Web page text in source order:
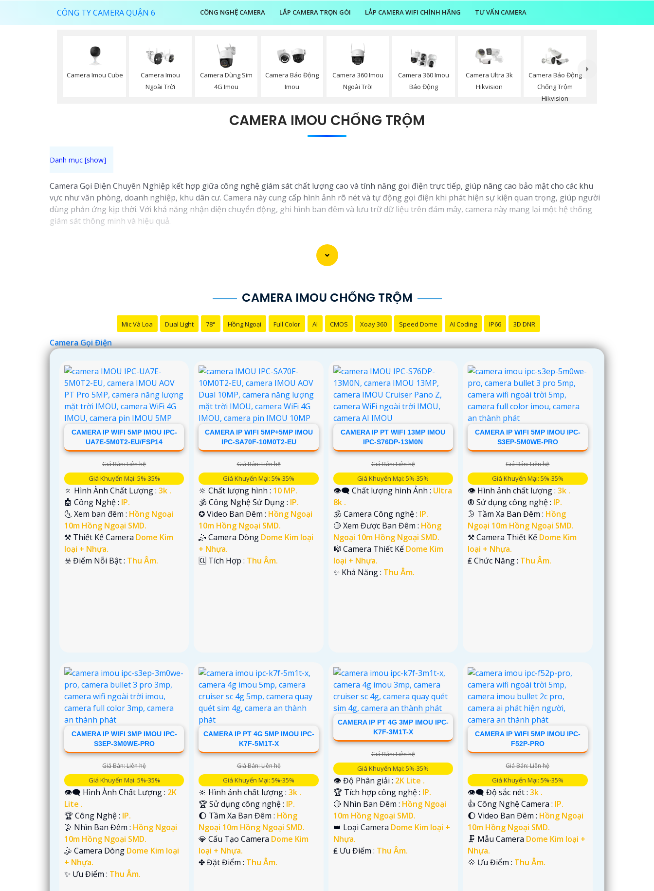
CÔNG TY CAMERA QUẬN 6 CÔNG NGHỆ CAMERA LẮP CAMERA TRỌN GÓI LẮP CAMERA WIFI CHÍNH HÃNG TƯ VẤN CAMERA
Camera Imou Cube
Camera Imou
Ngoài Trời
Camera Dùng Sim
4G Imou
Camera Báo Động
Imou
Camera 360 Imou
Ngoài Trời
Camera 360 Imou
Báo Động
Camera Ultra 3k
Hikvision
Camera Báo Động
Chống Trộm
Hikvision
CAMERA IMOU CHỐNG TRỘM
Camera Gọi Điện Chuyên Nghiệp kết hợp giữa công nghệ giám sát chất lượng cao và tính năng gọi điện trực tiếp, giúp nâng cao bảo mật cho các khu
vực như văn phòng, doanh nghiệp, khu dân cư. Camera này cung cấp hình ảnh rõ nét và tự động gọi điện khi phát hiện sự kiện quan trọng, giúp người
dùng phản ứng kịp thời. Với khả năng nhận diện chuyển động, ghi hình ban đêm và lưu trữ dữ liệu trên đám mây, camera này mang lại một hệ thống
giám sát thông minh và hiệu quả.
CAMERA IMOU CHỐNG TRỘM
Mic Và Loa Dual Light 78° Hồng Ngoại Full Color AI CMOS Xoay 360 Speed Dome AI Coding IP66 3D DNR
Camera Gọi Điện
CAMERA IP WIFI 5MP IMOU IPC-
UA7E-5M0T2-EU/FSP14
Giá Bán: Liên hệ
Giá Khuyến Mại: 5%-35%
🔅 Hình Ành Chất Lượng : 3k .
🤖️ Công Nghệ : IP.
🌜 Xem ban đêm : Hồng Ngoại
10m Hồng Ngoại SMD.
⚒ Thiết Kế Camera Dome Kim
loại + Nhựa.
️☣️ Điểm Nỗi Bật : Thu Âm.
CAMERA IP WIFI 5MP+5MP IMOU
IPC-SA70F-10M0T2-EU
Giá Bán: Liên hệ
Giá Khuyến Mại: 5%-35%
🔆 Chất lượng hình : 10 MP.
🕉️ Công Nghệ Sử Dụng : IP.
✪ Video Ban Đêm : Hồng Ngoại
10m Hồng Ngoại SMD.
🤹 Camera Dòng Dome Kim loại
+ Nhựa.
️🆑 Tích Hợp : Thu Âm.
CAMERA IP PT WIFI 13MP IMOU
IPC-S76DP-13M0N
Giá Bán: Liên hệ
Giá Khuyến Mại: 5%-35%
👁️‍🗨 Chất lượng hình Ảnh : Ultra
8k .
🕉️ Camera Công nghệ : IP.
🔴 Xem Được Ban Đêm : Hồng
Ngoại 10m Hồng Ngoại SMD.
🎼️ Camera Thiết Kế Dome Kim
loại + Nhựa.
️✨ Khả Năng : Thu Âm.
CAMERA IP WIFI 5MP IMOU IPC-
S3EP-5M0WE-PRO
Giá Bán: Liên hệ
Giá Khuyến Mại: 5%-35%
👁 Hình ảnh chất lượng :3k .
®️ Sử dụng công nghệ : IP.
🌛 Tầm Xa Ban Đêm : Hồng
Ngoại 10m Hồng Ngoại SMD.
⚒ Camera Thiết Kế Dome Kim
loại + Nhựa.
️₤ Chức Năng : Thu Âm.
CAMERA IP WIFI 3MP IMOU IPC-
S3EP-3M0WE-PRO
Giá Bán: Liên hệ
Giá Khuyến Mại: 5%-35%
👁️‍🗨 Hình Ành Chất Lượng : 2K
Lite .
🏆 Công Nghệ : IP.
🌛 Nhìn Ban Đêm : Hồng Ngoại
10m Hồng Ngoại SMD.
🤹 Camera Dòng Dome Kim loại
+ Nhựa.
️✨ Ưu Điểm : Thu Âm.
CAMERA IP PT 4G 5MP IMOU IPC-
K7F-5M1T-X
Giá Bán: Liên hệ
Giá Khuyến Mại: 5%-35%
🔆 Hình ảnh chất lượng :3k .
🏆 Sử dụng công nghệ : IP.
🌔 Tầm Xa Ban Đêm : Hồng
Ngoại 10m Hồng Ngoại SMD.
💎 Cấu Tạo Camera Dome Kim
loại + Nhựa.
️✤ Đặt Điểm : Thu Âm.
CAMERA IP PT 4G 3MP IMOU IPC-
K7F-3M1T-X
Giá Bán: Liên hệ
Giá Khuyến Mại: 5%-35%
👁 Độ Phân giải : 2K Lite .
🏆 Tích hợp công nghệ : IP.
🔴 Nhìn Ban Đêm : Hồng Ngoại
10m Hồng Ngoại SMD.
👑 Loại Camera Dome Kim loại +
Nhựa.
️₤ Ưu Điểm : Thu Âm.
CAMERA IP WIFI 5MP IMOU IPC-
F52P-PRO
Giá Bán: Liên hệ
Giá Khuyến Mại: 5%-35%
👁️‍🗨 Độ sắc nét :3k .
👍 Công Nghệ Camera : IP.
🌔 Video Ban Đêm : Hồng Ngoại
10m Hồng Ngoại SMD.
🗜️ Mẫu Camera Dome Kim loại +
Nhựa.
️💠 Ưu Điểm : Thu Âm.